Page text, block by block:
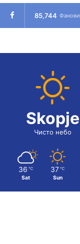
85,744 Фанови
Skopje
Чисто небо
36 ℃
Sat
37 ℃
Sun